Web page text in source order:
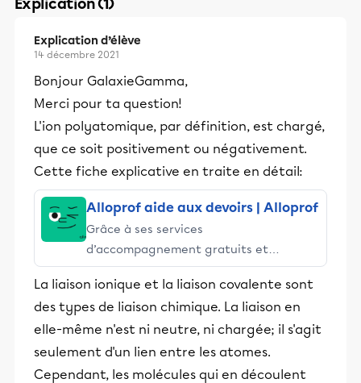
Explication (1)
Explication d’élève
14 décembre 2021
Bonjour GalaxieGamma,
Merci pour ta question!
L'ion polyatomique, par définition, est chargé,
que ce soit positivement ou négativement.
Cette fiche explicative en traite en détail:
Alloprof aide aux devoirs | Alloprof
Grâce à ses services
d’accompagnement gratuits et
stimulants, Alloprof engage les élèves
et leurs parents dans la réussite
éducative.
La liaison ionique et la liaison covalente sont
des types de liaison chimique. La liaison en
elle-même n'est ni neutre, ni chargée; il s'agit
seulement d'un lien entre les atomes.
Cependant, les molécules qui en découlent